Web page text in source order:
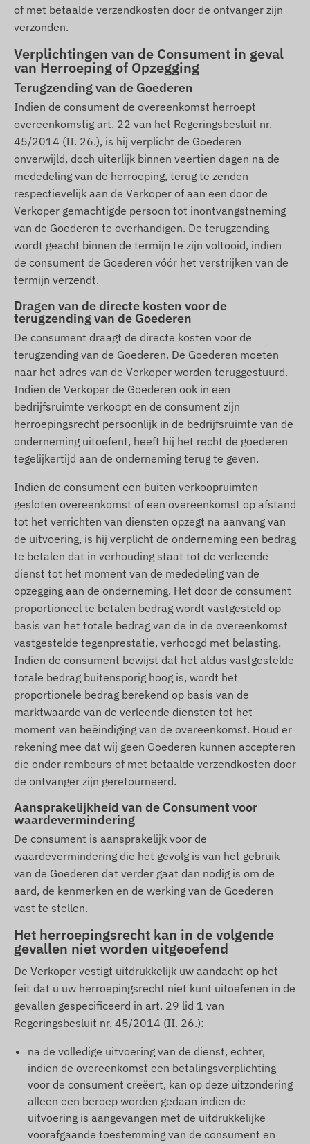
of met betaalde verzendkosten door de ontvanger zijn
verzonden.
Verplichtingen van de Consument in geval
van Herroeping of Opzegging
Terugzending van de Goederen
Indien de consument de overeenkomst herroept
overeenkomstig art. 22 van het Regeringsbesluit nr.
45/2014 (II. 26.), is hij verplicht de Goederen
onverwijld, doch uiterlijk binnen veertien dagen na de
mededeling van de herroeping, terug te zenden
respectievelijk aan de Verkoper of aan een door de
Verkoper gemachtigde persoon tot inontvangstneming
van de Goederen te overhandigen. De terugzending
wordt geacht binnen de termijn te zijn voltooid, indien
de consument de Goederen vóór het verstrijken van de
termijn verzendt.
Dragen van de directe kosten voor de
terugzending van de Goederen
De consument draagt de directe kosten voor de
terugzending van de Goederen. De Goederen moeten
naar het adres van de Verkoper worden teruggestuurd.
Indien de Verkoper de Goederen ook in een
bedrijfsruimte verkoopt en de consument zijn
herroepingsrecht persoonlijk in de bedrijfsruimte van de
onderneming uitoefent, heeft hij het recht de goederen
tegelijkertijd aan de onderneming terug te geven.
Indien de consument een buiten verkoopruimten
gesloten overeenkomst of een overeenkomst op afstand
tot het verrichten van diensten opzegt na aanvang van
de uitvoering, is hij verplicht de onderneming een bedrag
te betalen dat in verhouding staat tot de verleende
dienst tot het moment van de mededeling van de
opzegging aan de onderneming. Het door de consument
proportioneel te betalen bedrag wordt vastgesteld op
basis van het totale bedrag van de in de overeenkomst
vastgestelde tegenprestatie, verhoogd met belasting.
Indien de consument bewijst dat het aldus vastgestelde
totale bedrag buitensporig hoog is, wordt het
proportionele bedrag berekend op basis van de
marktwaarde van de verleende diensten tot het
moment van beëindiging van de overeenkomst. Houd er
rekening mee dat wij geen Goederen kunnen accepteren
die onder rembours of met betaalde verzendkosten door
de ontvanger zijn geretourneerd.
Aansprakelijkheid van de Consument voor
waardevermindering
De consument is aansprakelijk voor de
waardevermindering die het gevolg is van het gebruik
van de Goederen dat verder gaat dan nodig is om de
aard, de kenmerken en de werking van de Goederen
vast te stellen.
Het herroepingsrecht kan in de volgende
gevallen niet worden uitgeoefend
De Verkoper vestigt uitdrukkelijk uw aandacht op het
feit dat u uw herroepingsrecht niet kunt uitoefenen in de
gevallen gespecificeerd in art. 29 lid 1 van
Regeringsbesluit nr. 45/2014 (II. 26.):
na de volledige uitvoering van de dienst, echter,
indien de overeenkomst een betalingsverplichting
voor de consument creëert, kan op deze uitzondering
alleen een beroep worden gedaan indien de
uitvoering is aangevangen met de uitdrukkelijke
voorafgaande toestemming van de consument en